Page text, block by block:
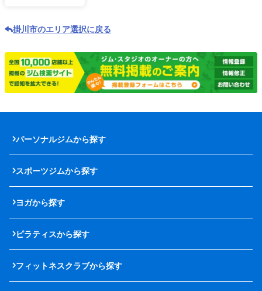
掛川市のエリア選択に戻る
パーソナルジムから探す
スポーツジムから探す
ヨガから探す
ピラティスから探す
フィットネスクラブから探す